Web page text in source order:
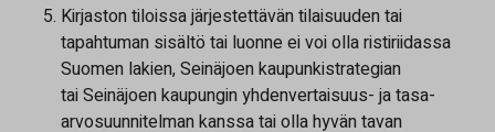
Kirjaston tiloissa järjestettävän tilaisuuden tai
tapahtuman sisältö tai luonne ei voi olla ristiriidassa
Suomen lakien, Seinäjoen kaupunkistrategian
tai Seinäjoen kaupungin yhdenvertaisuus- ja tasa-
arvosuunnitelman kanssa tai olla hyvän tavan